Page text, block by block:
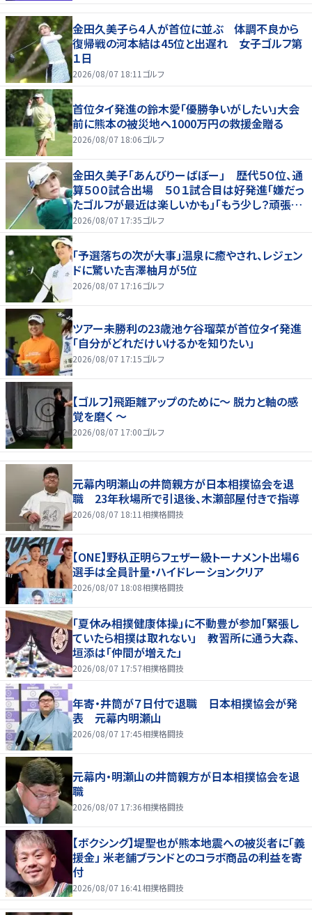
金田久美子ら４人が首位に並ぶ 体調不良から
復帰戦の河本結は45位と出遅れ 女子ゴルフ第
１日
2026/08/07 18:11 ゴルフ
首位タイ発進の鈴木愛「優勝争いがしたい」大会
前に熊本の被災地へ1000万円の救援金贈る
2026/08/07 18:06ゴルフ
金田久美子「あんびりーばぼー」 歴代５０位、通
算５００試合出場 ５０１試合目は好発進「嫌だっ
たゴルフが最近は楽しいかも」「もう少し？頑張り
たいな」
2026/08/07 17:35ゴルフ
「予選落ちの次が大事」温泉に癒やされ、レジェン
ドに驚いた吉澤柚月が5位
2026/08/07 17:16ゴルフ
ツアー未勝利の23歳池ケ谷瑠菜が首位タイ発進
「自分がどれだけいけるかを知りたい」
2026/08/07 17:15ゴルフ
【ゴルフ】飛距離アップのために～ 脱力と軸の感
覚を磨く ～
2026/08/07 17:00ゴルフ
元幕内明瀬山の井筒親方が日本相撲協会を退
職 23年秋場所で引退後、木瀬部屋付きで指導
2026/08/07 18:11 相撲格闘技
【ONE】野杁正明らフェザー級トーナメント出場６
選手は全員計量・ハイドレーションクリア
2026/08/07 18:08相撲格闘技
「夏休み相撲健康体操」に不動豊が参加「緊張し
ていたら相撲は取れない」 教習所に通う大森、
垣添は「仲間が増えた」
2026/08/07 17:57相撲格闘技
年寄・井筒が７日付で退職 日本相撲協会が発
表 元幕内明瀬山
2026/08/07 17:45相撲格闘技
元幕内・明瀬山の井筒親方が日本相撲協会を退
職
2026/08/07 17:36相撲格闘技
【ボクシング】堤聖也が熊本地震への被災者に「義
援金」 米老舗ブランドとのコラボ商品の利益を寄
付
2026/08/07 16:41 相撲格闘技